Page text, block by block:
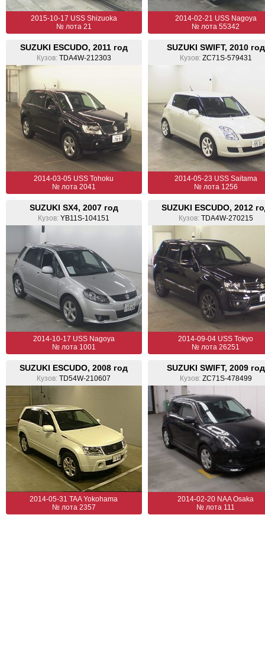
2015-10-17 USS Shizuoka
№ лота 21
2014-02-21 USS Nagoya
№ лота 55342
SUZUKI ESCUDO, 2011 год
Кузов: TDA4W-212303
2014-03-05 USS Tohoku
№ лота 2041
SUZUKI SWIFT, 2010 год
Кузов: ZC71S-579431
2014-05-23 USS Saitama
№ лота 1256
SUZUKI SX4, 2007 год
Кузов: YB11S-104151
2014-10-17 USS Nagoya
№ лота 1001
SUZUKI ESCUDO, 2012
Кузов: TDA4W-270215
2014-09-04 USS Tokyo
№ лота 26251
SUZUKI ESCUDO, 2008 год
Кузов: TD54W-210607
2014-05-31 TAA Yokohama
№ лота 2357
SUZUKI SWIFT, 2009 год
Кузов: ZC71S-478499
2014-02-20 NAA Osaka
№ лота 111